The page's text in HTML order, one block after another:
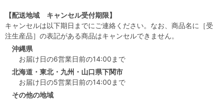
【配送地域 キャンセル受付期限】
キャンセルは以下期日までにご連絡ください。なお、商品名に［受
注生産品］の表記がある商品はキャンセルできません。
沖縄県
お届け日の6営業日前の14:00まで
北海道・東北・九州・山口県下関市
お届け日の5営業日前の14:00まで
その他の地域